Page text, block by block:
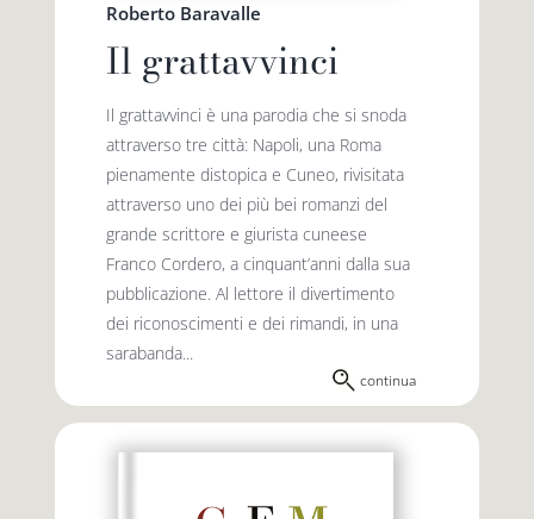
Roberto Baravalle
Il grattavvinci
Il grattavvinci è una parodia che si snoda
attraverso tre città: Napoli, una Roma
pienamente distopica e Cuneo, rivisitata
attraverso uno dei più bei romanzi del
grande scrittore e giurista cuneese
Franco Cordero, a cinquant’anni dalla sua
pubblicazione. Al lettore il divertimento
dei riconoscimenti e dei rimandi, in una
sarabanda...
continua